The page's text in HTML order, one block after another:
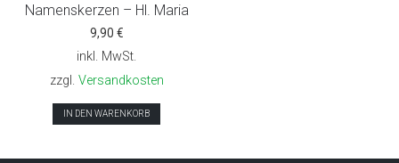
Namenskerzen – Hl. Maria
9,90 €
inkl. MwSt.
zzgl. Versandkosten
IN DEN WARENKORB